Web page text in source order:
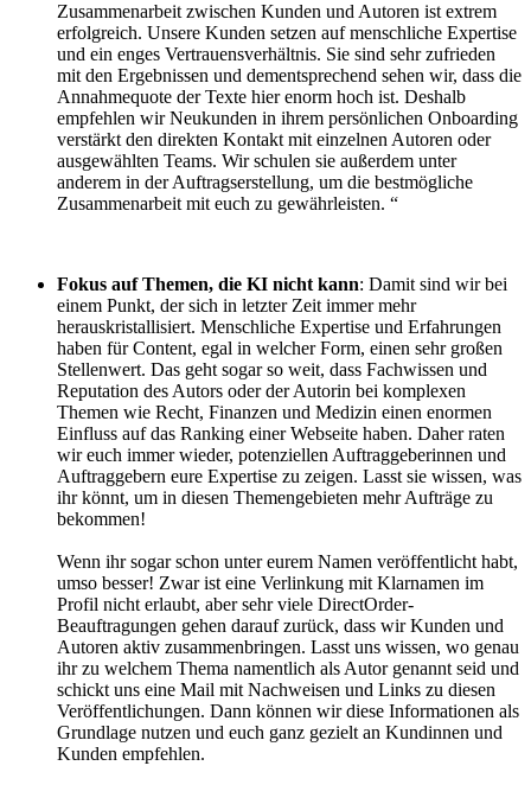
Zusammenarbeit zwischen Kunden und Autoren ist extrem
erfolgreich. Unsere Kunden setzen auf menschliche Expertise
und ein enges Vertrauensverhältnis. Sie sind sehr zufrieden
mit den Ergebnissen und dementsprechend sehen wir, dass die
Annahmequote der Texte hier enorm hoch ist. Deshalb
empfehlen wir Neukunden in ihrem persönlichen Onboarding
verstärkt den direkten Kontakt mit einzelnen Autoren oder
ausgewählten Teams. Wir schulen sie außerdem unter
anderem in der Auftragserstellung, um die bestmögliche
Zusammenarbeit mit euch zu gewährleisten. “
Fokus auf Themen, die KI nicht kann: Damit sind wir bei
einem Punkt, der sich in letzter Zeit immer mehr
herauskristallisiert. Menschliche Expertise und Erfahrungen
haben für Content, egal in welcher Form, einen sehr großen
Stellenwert. Das geht sogar so weit, dass Fachwissen und
Reputation des Autors oder der Autorin bei komplexen
Themen wie Recht, Finanzen und Medizin einen enormen
Einfluss auf das Ranking einer Webseite haben. Daher raten
wir euch immer wieder, potenziellen Auftraggeberinnen und
Auftraggebern eure Expertise zu zeigen. Lasst sie wissen, was
ihr könnt, um in diesen Themengebieten mehr Aufträge zu
bekommen!
Wenn ihr sogar schon unter eurem Namen veröffentlicht habt,
umso besser! Zwar ist eine Verlinkung mit Klarnamen im
Profil nicht erlaubt, aber sehr viele DirectOrder-
Beauftragungen gehen darauf zurück, dass wir Kunden und
Autoren aktiv zusammenbringen. Lasst uns wissen, wo genau
ihr zu welchem Thema namentlich als Autor genannt seid und
schickt uns eine Mail mit Nachweisen und Links zu diesen
Veröffentlichungen. Dann können wir diese Informationen als
Grundlage nutzen und euch ganz gezielt an Kundinnen und
Kunden empfehlen.